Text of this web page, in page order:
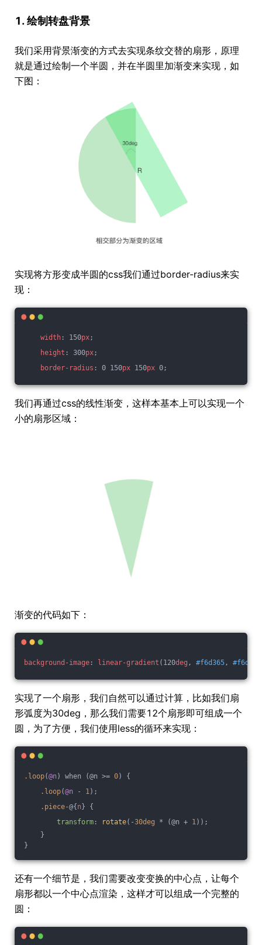
1. 绘制转盘背景
我们采用背景渐变的方式去实现条纹交替的扇形，原理
就是通过绘制一个半圆，并在半圆里加渐变来实现，如
下图：
实现将方形变成半圆的css我们通过border-radius来实
现：
width : 150px ;
height : 300px ;
border-radius : 0 150px 150px 0;
我们再通过css的线性渐变，这样本基本上可以实现一个
小的扇形区域：
渐变的代码如下：
background-image : linear-gradient (120deg , #f6d365, #f6d365
实现了一个扇形，我们自然可以通过计算，比如我们扇
形弧度为30deg，那么我们需要12个扇形即可组成一个
圆，为了方便，我们使用less的循环来实现：
.loop(@n) when (@n >= 0) {
.loop(@n - 1);
.piece-@{ n} {
transform : rotate(-30deg * (@n + 1));
}
}
还有一个细节是，我们需要改变变换的中心点，让每个
扇形都以一个中心点渲染，这样才可以组成一个完整的
圆：